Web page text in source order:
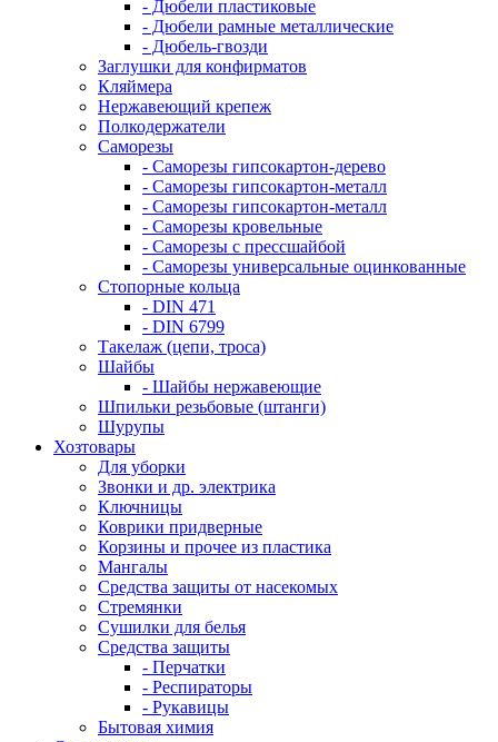
- Дюбели пластиковые
- Дюбели рамные металлические
- Дюбель-гвозди
Заглушки для конфирматов
Кляймера
Нержавеющий крепеж
Полкодержатели
Саморезы
- Саморезы гипсокартон-дерево
- Саморезы гипсокартон-металл
- Саморезы гипсокартон-металл
- Саморезы кровельные
- Саморезы с прессшайбой
- Саморезы универсальные оцинкованные
Стопорные кольца
- DIN 471
- DIN 6799
Такелаж (цепи, троса)
Шайбы
- Шайбы нержавеющие
Шпильки резьбовые (штанги)
Шурупы
Хозтовары
Для уборки
Звонки и др. электрика
Ключницы
Коврики придверные
Корзины и прочее из пластика
Мангалы
Средства защиты от насекомых
Стремянки
Сушилки для белья
Средства защиты
- Перчатки
- Респираторы
- Рукавицы
Бытовая химия